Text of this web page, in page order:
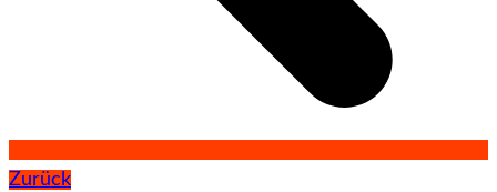
Zurück